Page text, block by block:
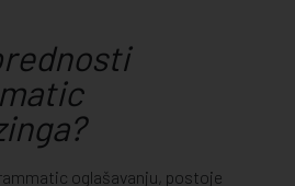
oglašavanju, postoje